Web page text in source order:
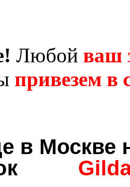
Любой ваш
привезем в
в